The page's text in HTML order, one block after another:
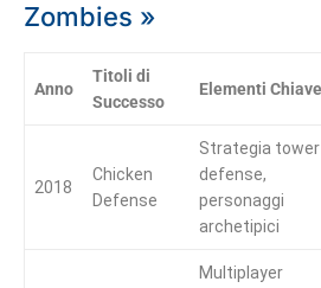
Zombies »
Anno
Titoli di
Successo
Elementi Chiave
2018
Chicken
Defense
Strategia tower
defense,
personaggi
archetipici
Multiplayer